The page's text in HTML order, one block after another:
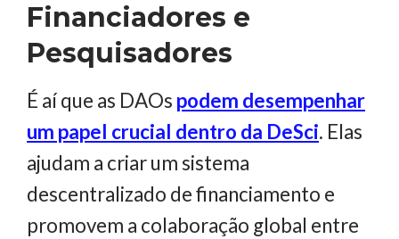
Financiadores e
Pesquisadores
É aí que as DAOs podem desempenhar
um papel crucial dentro da DeSci. Elas
ajudam a criar um sistema
descentralizado de financiamento e
promovem a colaboração global entre